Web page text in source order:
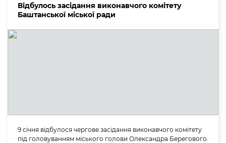
Відбулось засідання виконавчого комітету
Баштанської міської ради
9 січня відбулося чергове засідання виконавчого комітету
під головуванням міського голови Олександра Берегового.